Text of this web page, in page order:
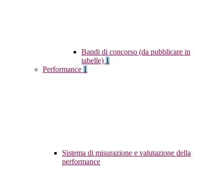
Bandi di concorso (da pubblicare in
tabelle) 1
Performance 1
Sistema di misurazione e valutazione della
performance